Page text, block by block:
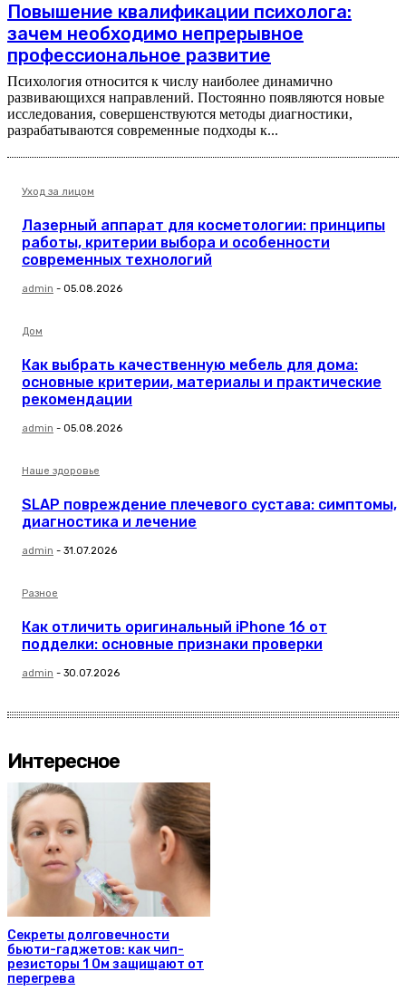
Повышение квалификации психолога:
зачем необходимо непрерывное
профессиональное развитие
Психология относится к числу наиболее динамично
развивающихся направлений. Постоянно появляются новые
исследования, совершенствуются методы диагностики,
разрабатываются современные подходы к...
Уход за лицом
Лазерный аппарат для косметологии: принципы
работы, критерии выбора и особенности
современных технологий
admin - 05.08.2026
Дом
Как выбрать качественную мебель для дома:
основные критерии, материалы и практические
рекомендации
admin - 05.08.2026
Наше здоровье
SLAP повреждение плечевого сустава: симптомы,
диагностика и лечение
admin - 31.07.2026
Разное
Как отличить оригинальный iPhone 16 от
подделки: основные признаки проверки
admin - 30.07.2026
Интересное
Секреты долговечности
бьюти-гаджетов: как чип-
резисторы 1 Ом защищают от
перегрева